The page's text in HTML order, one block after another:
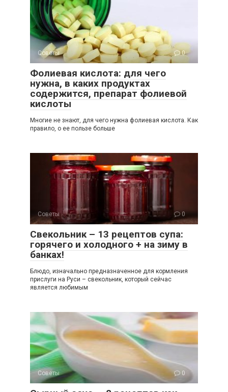
Советы 0
Фолиевая кислота: для чего
нужна, в каких продуктах
содержится, препарат фолиевой
кислоты
Многие не знают, для чего нужна фолиевая кислота. Как
правило, о ее пользе больше
Советы 0
Свекольник – 13 рецептов супа:
горячего и холодного + на зиму в
банках!
Блюдо, изначально предназначенное для кормления
прислуги на Руси – свекольник, который сейчас
является любимым
Советы 0